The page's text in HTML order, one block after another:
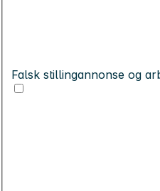
Falsk stillingannonse og